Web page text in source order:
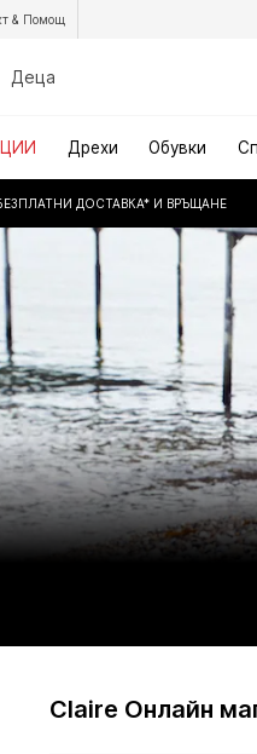
& Помощ
Деца
Дрехи Обувки
ДОСТАВКА* И ВРЪЩАНЕ
Claire Онлайн